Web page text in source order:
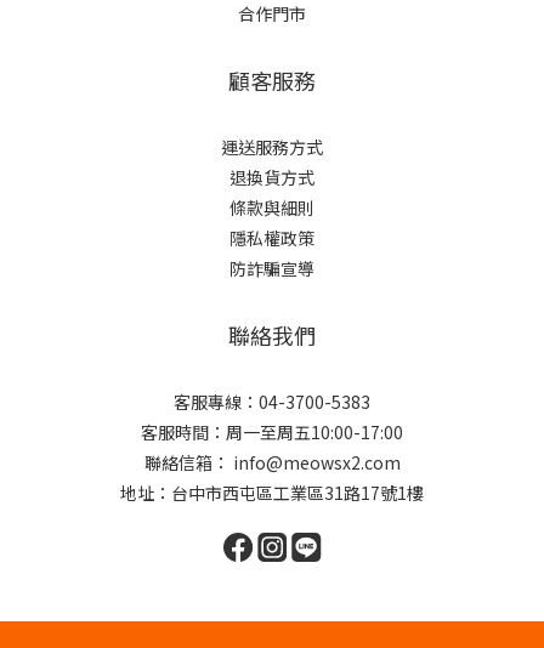
合作門市
顧客服務
運送服務方式
退換貨方式
條款與細則
隱私權政策
防詐騙宣導
聯絡我們
客服專線：04-3700-5383
客服時間：周一至周五10:00-17:00
聯絡信箱： info@meowsx2.com
地址：台中市西屯區工業區31路17號1樓